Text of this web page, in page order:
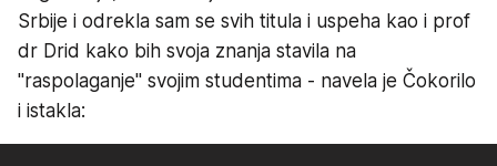
Srbije i odrekla sam se svih titula i uspeha kao i prof
dr Drid kako bih svoja znanja stavila na
"raspolaganje" svojim studentima - navela je Čokorilo
i istakla: